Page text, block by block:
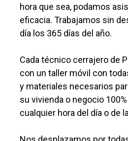
hora que sea, podamos
eficacia. Trabajamos sin
día los 365 días del año.
Cada técnico cerrajero de
con un taller móvil con
y materiales necesarios
su vivienda o negocio
cualquier hora del día o de